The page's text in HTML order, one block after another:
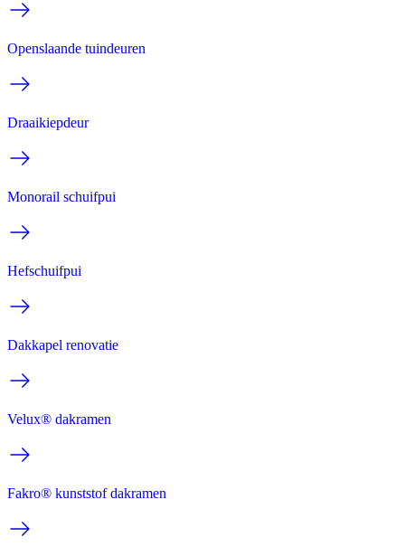
Openslaande tuindeuren
Draaikiepdeur
Monorail schuifpui
Hefschuifpui
Dakkapel renovatie
Velux® dakramen
Fakro® kunststof dakramen